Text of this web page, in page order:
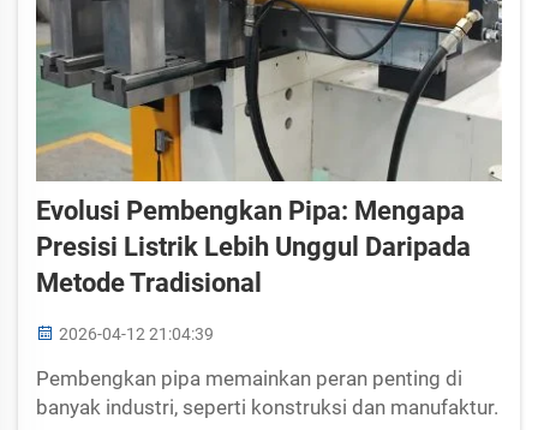
Evolusi Pembengkan Pipa: Mengapa
Presisi Listrik Lebih Unggul Daripada
Metode Tradisional
2026-04-12 21:04:39
Pembengkan pipa memainkan peran penting di
banyak industri, seperti konstruksi dan manufaktur.